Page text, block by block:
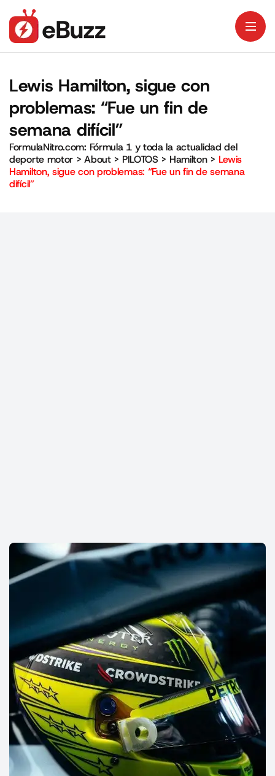
Lewis Hamilton, sigue con
problemas: “Fue un fin de
semana difícil”
FormulaNitro.com: Fórmula 1 y toda la actualidad del
deporte motor >About> PILOTOS > Hamilton> Lewis
Hamilton, sigue con problemas: “Fue un fin de semana
difícil”